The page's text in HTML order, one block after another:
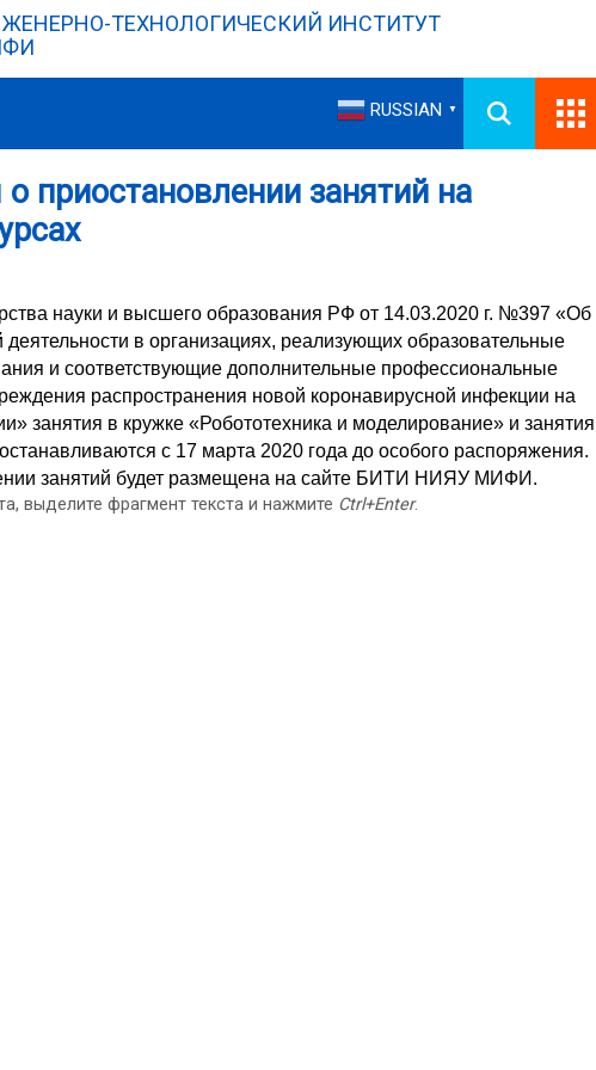
ТЕХНОЛОГИЧЕСКИЙ ИНСТИТУТ
RUSSIAN ▼
приостановлении занятий на
науки и высшего образования РФ от 14.03.2020 г. №397 «Об
деятельности в организациях, реализующих образовательные
и соответствующие дополнительные профессиональные
распространения новой коронавирусной инфекции на
занятия в кружке «Робототехника и моделирование» и занятия
с 17 марта 2020 года до особого распоряжения.
занятий будет размещена на сайте БИТИ НИЯУ МИФИ.
выделите фрагмент текста и нажмите Ctrl+Enter.